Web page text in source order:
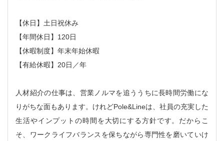
【休日】土日祝休み
【年間休日】120日
【休暇制度】年末年始休暇
【有給休暇】20日／年
人材紹介の仕事は、営業ノルマを追ううちに長時間労働にな
りがちな面もあります。けれどPole&Lineは、社員の充実した
生活やインプットの時間を大切にする方針です。だからこ
そ、ワークライフバランスを保ちながら専門性を磨いていけ